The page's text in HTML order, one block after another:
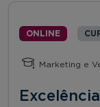
ONLINE
Marketing e